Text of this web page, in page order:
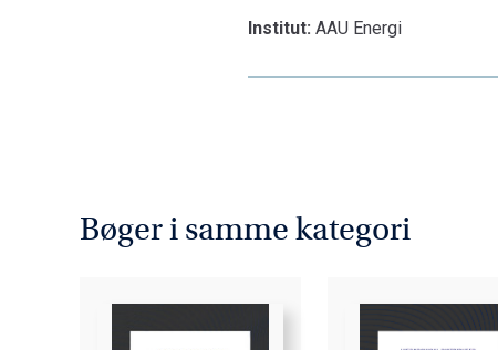
Institut: AAU Energi
Bøger i samme kategori